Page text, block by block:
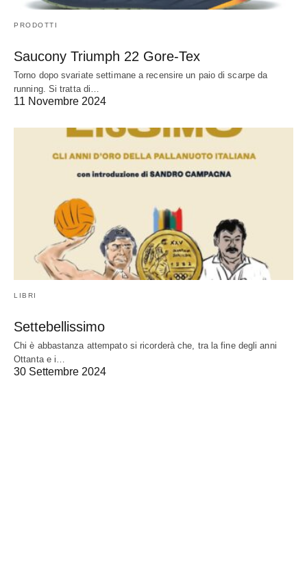
PRODOTTI
Saucony Triumph 22 Gore-Tex
Torno dopo svariate settimane a recensire un paio di scarpe da
running. Si tratta di…
11 Novembre 2024
LIBRI
Settebellissimo
Chi è abbastanza attempato si ricorderà che, tra la fine degli anni
Ottanta e i…
30 Settembre 2024